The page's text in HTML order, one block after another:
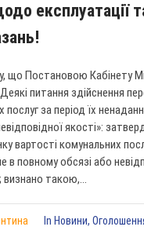
експлуатації
що Постановою Кабінету
питання здійснення
послуг за період їх
якості»:
вартості комунальних
в повному обсязі або
такою,...
In Новини,